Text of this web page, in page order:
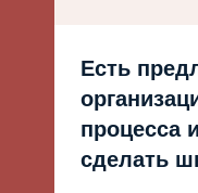
Есть
процесса
сделать